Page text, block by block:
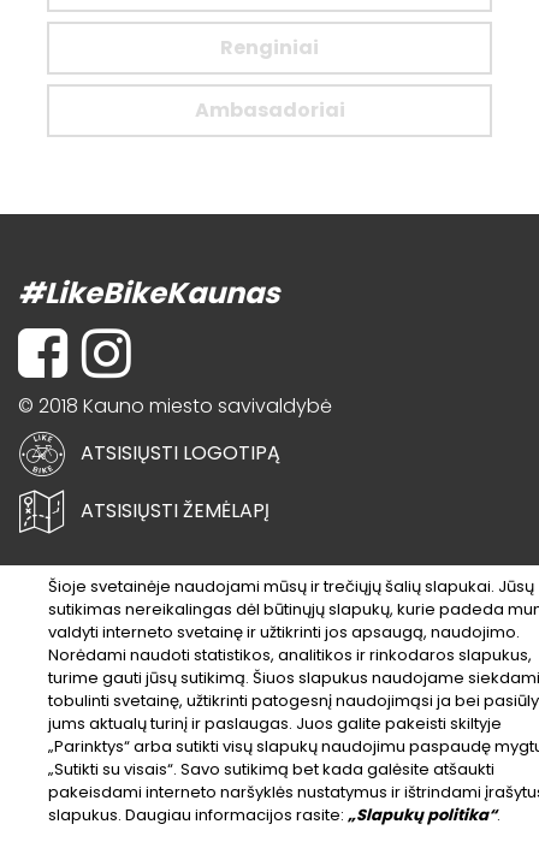
Renginiai
Ambasadoriai
#LikeBikeKaunas
© 2018 Kauno miesto savivaldybė
ATSISIŲSTI LOGOTIPĄ
ATSISIŲSTI ŽEMĖLAPĮ
Šioje svetainėje naudojami mūsų ir trečiųjų šalių slapukai. Jūsų
sutikimas nereikalingas dėl būtinųjų slapukų, kurie padeda
valdyti interneto svetainę ir užtikrinti jos apsaugą, naudojimo.
Norėdami naudoti statistikos, analitikos ir rinkodaros slapukus,
turime gauti jūsų sutikimą. Šiuos slapukus naudojame siekdami
tobulinti svetainę, užtikrinti patogesnį naudojimąsi ja bei
jums aktualų turinį ir paslaugas. Juos galite pakeisti skiltyje
„Parinktys“ arba sutikti visų slapukų naudojimu paspaudę
„Sutikti su visais“. Savo sutikimą bet kada galėsite atšaukti
pakeisdami interneto naršyklės nustatymus ir ištrindami
slapukus. Daugiau informacijos rasite: „Slapukų politika“.